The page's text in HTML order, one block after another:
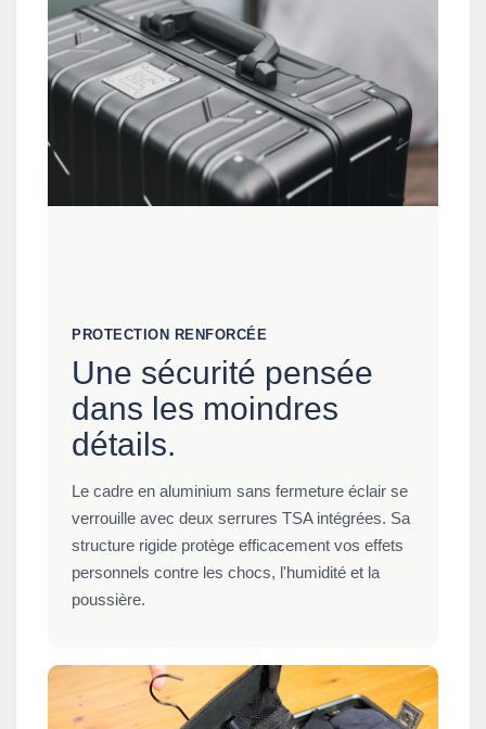
PROTECTION RENFORCÉE
Une sécurité pensée
dans les moindres
détails.
Le cadre en aluminium sans fermeture éclair se
verrouille avec deux serrures TSA intégrées. Sa
structure rigide protège efficacement vos effets
personnels contre les chocs, l'humidité et la
poussière.